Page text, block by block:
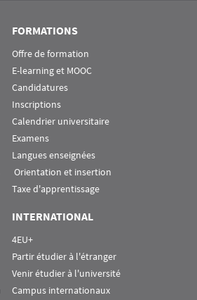
FORMATIONS
Offre de formation
E-learning et MOOC
Candidatures
Inscriptions
Calendrier universitaire
Examens
Langues enseignées
Orientation et insertion
Taxe d'apprentissage
INTERNATIONAL
4EU+
Partir étudier à l'étranger
Venir étudier à l'université
Campus internationaux